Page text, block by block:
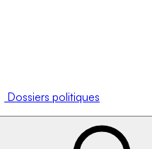
Dossiers politiques